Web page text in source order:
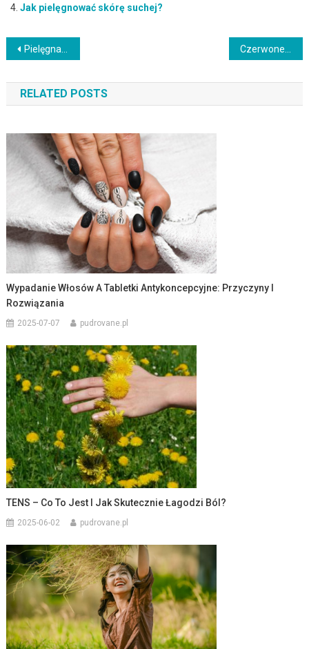
Jak pielęgnować skórę suchej?
Nawigacja
wpisu
Pielęgnacja włosów: Kluczowe zasady dla zdrowych i pięknych włosów
RELATED POSTS
Wypadanie Włosów A Tabletki Antykoncepcyjne: Przyczyny I
Rozwiązania
2025-07-07 pudrovane.pl
TENS – Co To Jest I Jak Skutecznie Łagodzi Ból?
2025-06-02 pudrovane.pl